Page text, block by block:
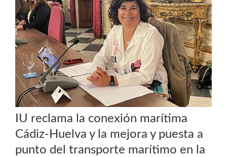
IU reclama la conexión marítima
Cádiz-Huelva y la mejora y puesta a
punto del transporte marítimo en la